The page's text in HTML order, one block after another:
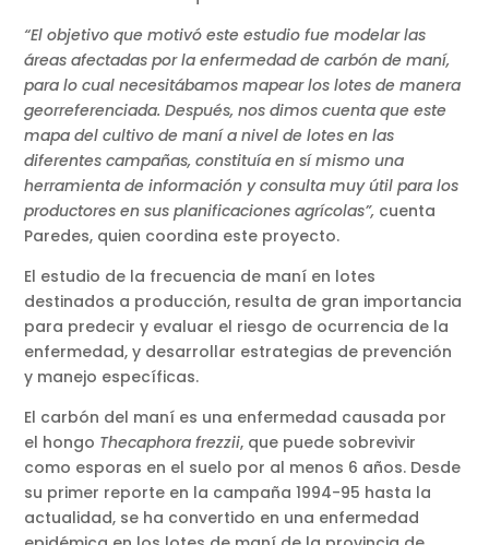
“El objetivo que motivó este estudio fue modelar las
áreas afectadas por la enfermedad de carbón de maní,
para lo cual necesitábamos mapear los lotes de manera
georreferenciada. Después, nos dimos cuenta que este
mapa del cultivo de maní a nivel de lotes en las
diferentes campañas, constituía en sí mismo una
herramienta de información y consulta muy útil para los
productores en sus planificaciones agrícolas”, cuenta
Paredes, quien coordina este proyecto.
El estudio de la frecuencia de maní en lotes
destinados a producción, resulta de gran importancia
para predecir y evaluar el riesgo de ocurrencia de la
enfermedad, y desarrollar estrategias de prevención
y manejo específicas.
El carbón del maní es una enfermedad causada por
el hongo Thecaphora frezzii, que puede sobrevivir
como esporas en el suelo por al menos 6 años. Desde
su primer reporte en la campaña 1994-95 hasta la
actualidad, se ha convertido en una enfermedad